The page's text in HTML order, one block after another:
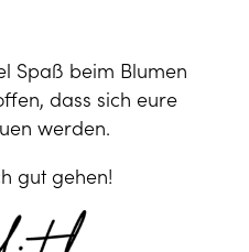
Spaß beim Blumen
dass sich eure
werden.
gut gehen!